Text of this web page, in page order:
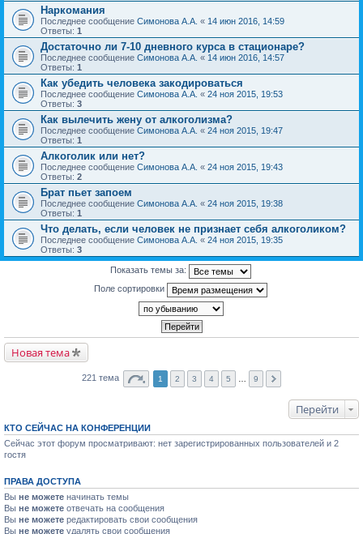
Наркомания
Последнее сообщение Симонова А.А. « 14 июн 2016, 14:59
Ответы: 1
Достаточно ли 7-10 дневного курса в стационаре?
Последнее сообщение Симонова А.А. « 14 июн 2016, 14:57
Ответы: 1
Как убедить человека закодироваться
Последнее сообщение Симонова А.А. « 24 ноя 2015, 19:53
Ответы: 3
Как вылечить жену от алкоголизма?
Последнее сообщение Симонова А.А. « 24 ноя 2015, 19:47
Ответы: 1
Алкоголик или нет?
Последнее сообщение Симонова А.А. « 24 ноя 2015, 19:43
Ответы: 2
Брат пьет запоем
Последнее сообщение Симонова А.А. « 24 ноя 2015, 19:38
Ответы: 1
Что делать, если человек не признает себя алкоголиком?
Последнее сообщение Симонова А.А. « 24 ноя 2015, 19:35
Ответы: 3
Показать темы за:
Поле сортировки
Новая тема
221 тема 1 2 3 4 5 9
Перейти
КТО СЕЙЧАС НА КОНФЕРЕНЦИИ
Сейчас этот форум просматривают: нет зарегистрированных пользователей и 2
гостя
ПРАВА ДОСТУПА
Вы не можете начинать темы
Вы не можете отвечать на сообщения
Вы не можете редактировать свои сообщения
Вы не можете удалять свои сообщения